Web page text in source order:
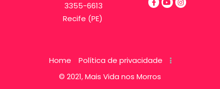
3355-6613
Recife (PE)
© 2021, Mais Vida nos Morros
Home Política de privacidade